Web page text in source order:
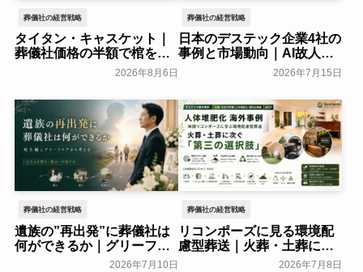
葬儀社の経営戦略
タイタン・キャスケット｜
葬儀社価格の半額で棺を売
る「DTC型棺ビジネス」の
2026年8月6日
葬儀社の経営戦略
日本のデステック企業4社の
事例と市場動向｜AI故人・
メタバース霊園の現在地
2026年7月15日
葬儀社の経営戦略
遺族の”再出発”に葬儀社は
何ができるか｜グリーフケ
アから読み解く故人との向
2026年7月10日
葬儀社の経営戦略
リコンポーズに見る環境配
慮型葬送｜火葬・土葬に次
ぐ第三の選択肢「人体堆肥
2026年7月8日